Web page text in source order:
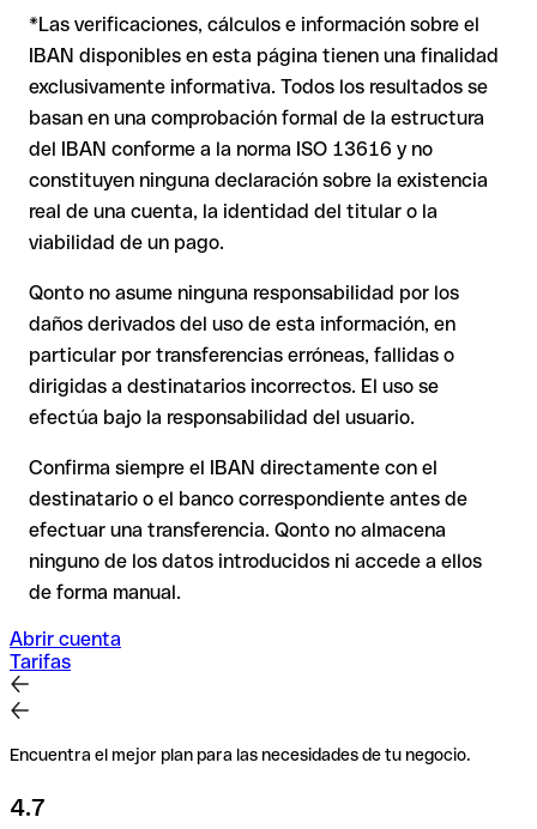
GBP) pueden aplicarse comisiones de cambio adicionales.
Consulta previamente las condiciones vigentes con
POCZTOWY BANK SA.
Por qué es relevante: Un IBAN puede superar todos los
controles matemáticos y no corresponder a ninguna cuenta
real (por ejemplo, si se han transpuesto dígitos y la
combinación resultante es formalmente válida).
Recomendación
: Pide al destinatario que te confirme el IBAN
o con importes elevados. La existencia de una cuenta solo
puede verificarla el propio POCZTOWY BANK SA o mediante
una transferencia de prueba.
se ejecuta hacia una cuenta ajena. En ese caso:
El banco receptor está obligado a colaborar en la
recuperación de los fondos.
Tu entidad puede iniciar un proceso de reclamación a
petición tuya.
La devolución no está asegurada, especialmente si el
destinatario ya ha retirado el dinero.
En transferencias internacionales fuera del espacio SEPA, la
recuperación es considerablemente más compleja y conlleva
comisiones .
Recomendación: Verifica cada IBAN antes de una
transferencia con nuestro IBAN Checker gratuito y, en caso
de duda, confírmalo directamente con el destinatario. Esta
precaución es especialmente importante con importes
elevados o nuevas relaciones comerciales.
*Las verificaciones, cálculos e información sobre el
IBAN disponibles en esta página tienen una finalidad
exclusivamente informativa. Todos los resultados se
basan en una comprobación formal de la estructura
del IBAN conforme a la norma ISO 13616 y no
constituyen ninguna declaración sobre la existencia
real de una cuenta, la identidad del titular o la
viabilidad de un pago.
Qonto no asume ninguna responsabilidad por los
daños derivados del uso de esta información, en
particular por transferencias erróneas, fallidas o
dirigidas a destinatarios incorrectos. El uso se
efectúa bajo la responsabilidad del usuario.
Confirma siempre el IBAN directamente con el
destinatario o el banco correspondiente antes de
efectuar una transferencia. Qonto no almacena
ninguno de los datos introducidos ni accede a ellos
de forma manual.
Abrir cuenta
Tarifas
Encuentra el mejor plan para las necesidades de tu negocio.
4.7